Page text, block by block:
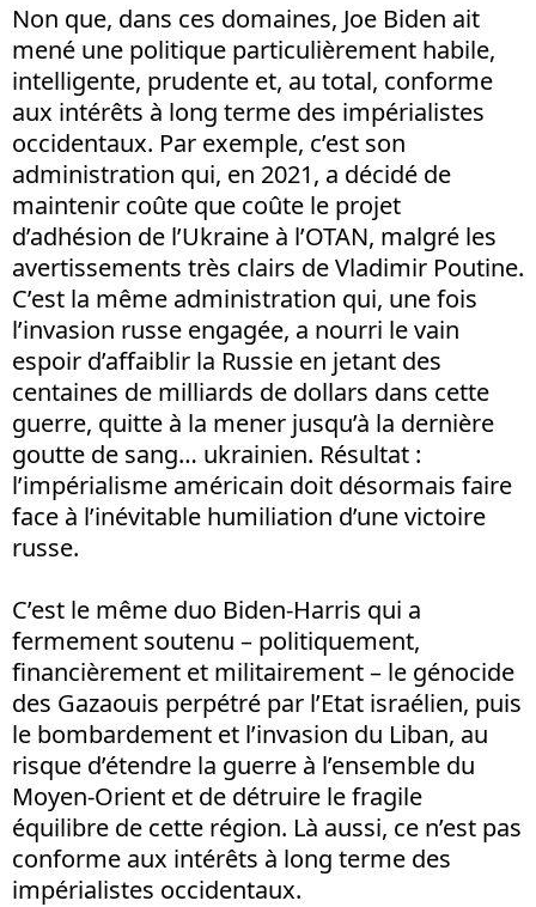
Non que, dans ces domaines, Joe Biden ait
mené une politique particulièrement habile,
intelligente, prudente et, au total, conforme
aux intérêts à long terme des impérialistes
occidentaux. Par exemple, c’est son
administration qui, en 2021, a décidé de
maintenir coûte que coûte le projet
d’adhésion de l’Ukraine à l’OTAN, malgré les
avertissements très clairs de Vladimir Poutine.
C’est la même administration qui, une fois
l’invasion russe engagée, a nourri le vain
espoir d’affaiblir la Russie en jetant des
centaines de milliards de dollars dans cette
guerre, quitte à la mener jusqu’à la dernière
goutte de sang… ukrainien. Résultat :
l’impérialisme américain doit désormais faire
face à l’inévitable humiliation d’une victoire
russe.
C’est le même duo Biden-Harris qui a
fermement soutenu – politiquement,
financièrement et militairement – le génocide
des Gazaouis perpétré par l’Etat israélien, puis
le bombardement et l’invasion du Liban, au
risque d’étendre la guerre à l’ensemble du
Moyen-Orient et de détruire le fragile
équilibre de cette région. Là aussi, ce n’est pas
conforme aux intérêts à long terme des
impérialistes occidentaux.